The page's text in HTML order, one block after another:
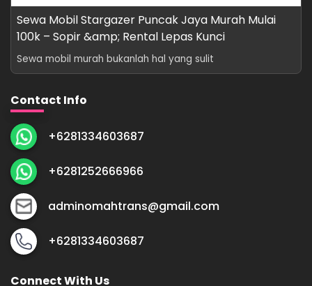
Sewa Mobil Stargazer Puncak Jaya Murah Mulai
100k – Sopir &amp; Rental Lepas Kunci
Sewa mobil murah bukanlah hal yang sulit
Contact Info
+6281334603687
+6281252666966
adminomahtrans@gmail.com
+6281334603687
Connect With Us